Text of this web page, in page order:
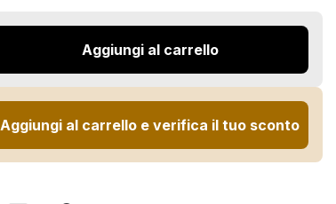
Aggiungi al carrello
Aggiungi al carrello e verifica il tuo sconto